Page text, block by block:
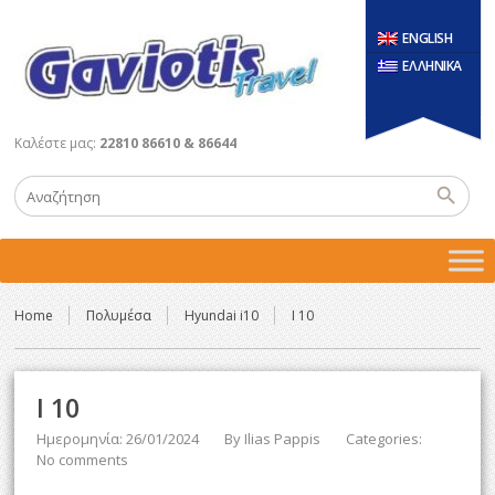
ENGLISH
ΕΛΛΗΝΙΚΑ
Καλέστε μας: 22810 86610 & 86644
Home Πολυμέσα Hyundai i10 I 10
I 10
Ημερομηνία: 26/01/2024 By Ilias Pappis
Categories:
No comments